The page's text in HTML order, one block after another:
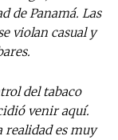
de Panamá. Las
violan casual y
del tabaco
venir aquí.
realidad es muy